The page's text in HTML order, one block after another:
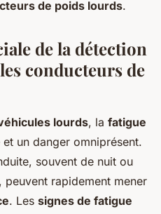
de poids lourds.
de la détection
conducteurs de
lourds, la fatigue
un danger omniprésent.
souvent de nuit ou
rapidement mener
. Les signes de fatigue